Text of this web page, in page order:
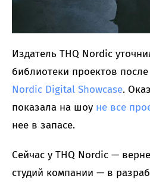
Издатель THQ Nordic
библиотеки проектов
Nordic Digital Showcase.
показала на шоу не все
нее в запасе.
Сейчас у THQ Nordic —
студий компании — в